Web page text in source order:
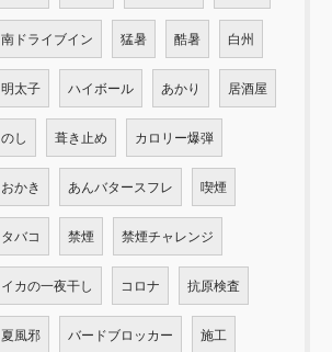
南ドライブイン 猛暑 酷暑 白州
明太子 ハイボール あかり 居酒屋
のし 葺き止め カロリー爆弾
おかき あんバタースフレ 喫煙
タバコ 禁煙 禁煙チャレンジ
イカの一夜干し コロナ 抗原検査
夏風邪 バードブロッカー 施工